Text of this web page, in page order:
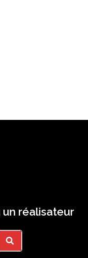
un réalisateur
SEARCH